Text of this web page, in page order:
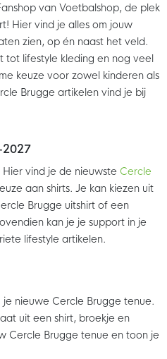
van Voetbalshop, de plek
Hier vind je alles om jouw
zien, op én naast het veld.
tot lifestyle kleding en nog veel
keuze voor zowel kinderen als
Brugge artikelen vind je bij
vind je de nieuwste Cercle
aan shirts. Je kan kiezen uit
Brugge uitshirt of een
kan je je support in je
lifestyle artikelen.
nieuwe Cercle Brugge tenue.
uit een shirt, broekje en
Cercle Brugge tenue en toon je